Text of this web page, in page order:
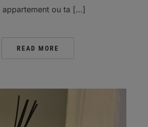
appartement ou ta […]
READ MORE